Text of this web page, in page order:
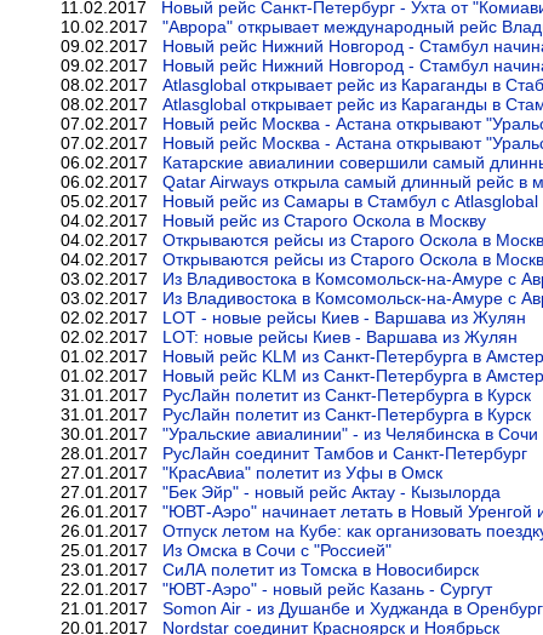
11.02.2017 Новый рейс Санкт-Петербург - Ухта от
10.02.2017 "Аврора" открывает международный рейс
09.02.2017 Новый рейс Нижний Новгород - Стамбул
09.02.2017 Новый рейс Нижний Новгород - Стамбул
08.02.2017 Atlasglobal открывает рейс из Караганды в
08.02.2017 Atlasglobal открывает рейс из Караганды в
07.02.2017 Новый рейс Москва - Астана открывают
07.02.2017 Новый рейс Москва - Астана открывают
06.02.2017 Катарские авиалинии совершили самый
06.02.2017 Qatar Airways открыла самый длинный рейс в
05.02.2017 Новый рейс из Самары в Стамбул с Atlasglobal
04.02.2017 Новый рейс из Старого Оскола в Москву
04.02.2017 Открываются рейсы из Старого Оскола в
04.02.2017 Открываются рейсы из Старого Оскола в
03.02.2017 Из Владивостока в Комсомольск-на-Амуре с
03.02.2017 Из Владивостока в Комсомольск-на-Амуре с
02.02.2017 LOT - новые рейсы Киев - Варшава из Жулян
02.02.2017 LOT: новые рейсы Киев - Варшава из Жулян
01.02.2017 Новый рейс KLM из Санкт-Петербурга в
01.02.2017 Новый рейс KLM из Санкт-Петербурга в
31.01.2017 РусЛайн полетит из Санкт-Петербурга в Курск
31.01.2017 РусЛайн полетит из Санкт-Петербурга в Курск
30.01.2017 "Уральские авиалинии" - из Челябинска в
28.01.2017 РусЛайн соединит Тамбов и Санкт-Петербург
27.01.2017 "КрасАвиа" полетит из Уфы в Омск
27.01.2017 "Бек Эйр" - новый рейс Актау - Кызылорда
26.01.2017 "ЮВТ-Аэро" начинает летать в Новый Уренгой
26.01.2017 Отпуск летом на Кубе: как организовать
25.01.2017 Из Омска в Сочи с "Россией"
23.01.2017 СиЛА полетит из Томска в Новосибирск
22.01.2017 "ЮВТ-Аэро" - новый рейс Казань - Сургут
21.01.2017 Somon Air - из Душанбе и Худжанда в Оренбург
20.01.2017 Nordstar соединит Красноярск и Ноябрьск